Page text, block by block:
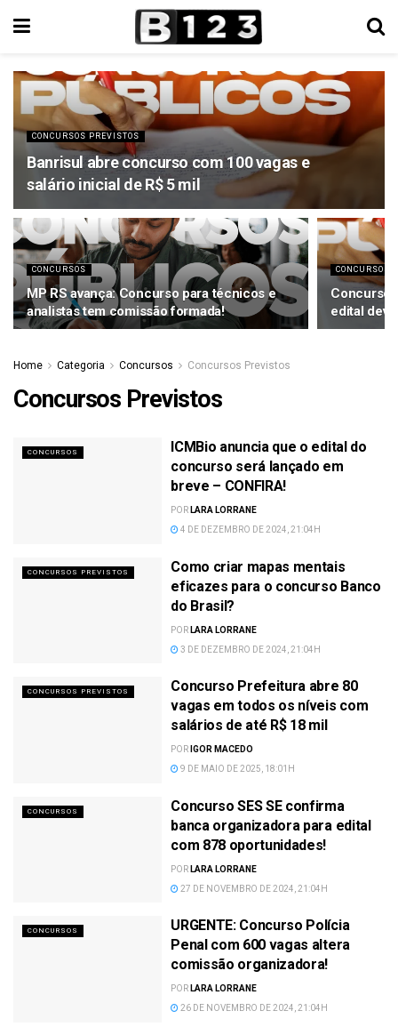
CONCURSOS PREVISTOS
Banrisul abre concurso com 100 vagas e
salário inicial de R$ 5 mil
CONCURSOS
MP RS avança: Concurso para técnicos e
analistas tem comissão formada!
CONCURSOS
Concurso
edital
Home Categoria Concursos Concursos Previstos
Concursos Previstos
CONCURSOS
ICMBio anuncia que o edital do
concurso será lançado em
breve – CONFIRA!
POR LARA LORRANE
4 DE DEZEMBRO DE 2024, 21:04H
CONCURSOS PREVISTOS
Como criar mapas mentais
eficazes para o concurso Banco
do Brasil?
POR LARA LORRANE
3 DE DEZEMBRO DE 2024, 21:04H
CONCURSOS PREVISTOS
Concurso Prefeitura abre 80
vagas em todos os níveis com
salários de até R$ 18 mil
POR IGOR MACEDO
9 DE MAIO DE 2025, 18:01H
CONCURSOS
Concurso SES SE confirma
banca organizadora para edital
com 878 oportunidades!
POR LARA LORRANE
27 DE NOVEMBRO DE 2024, 21:04H
CONCURSOS
URGENTE: Concurso Polícia
Penal com 600 vagas altera
comissão organizadora!
POR LARA LORRANE
26 DE NOVEMBRO DE 2024, 21:04H